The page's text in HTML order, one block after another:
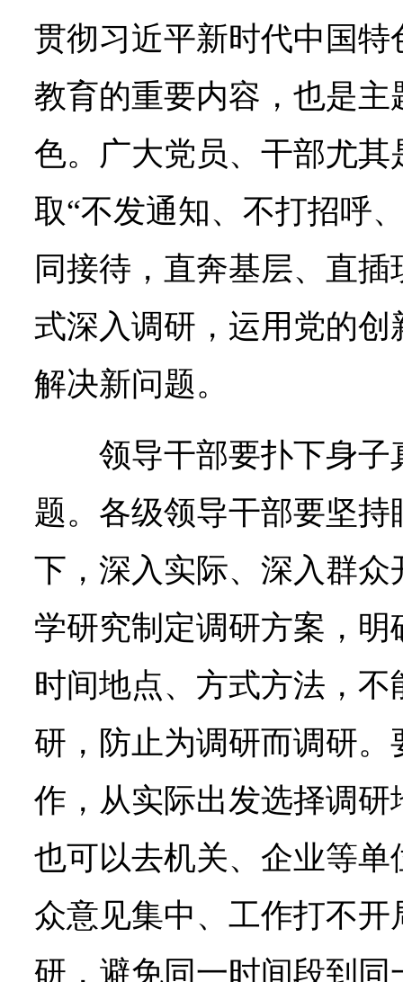
贯彻习近平新时代中国
教育的重要内容，也是
色。广大党员、干部尤
取“不发通知、不打招呼
同接待，直奔基层、直插
式深入调研，运用党的
解决新问题。
领导干部要扑下身
题。各级领导干部要坚
下，深入实际、深入群
学研究制定调研方案，
时间地点、方式方法，
研，防止为调研而调研
作，从实际出发选择调
也可以去机关、企业等
众意见集中、工作打不
研，避免同一时间段到